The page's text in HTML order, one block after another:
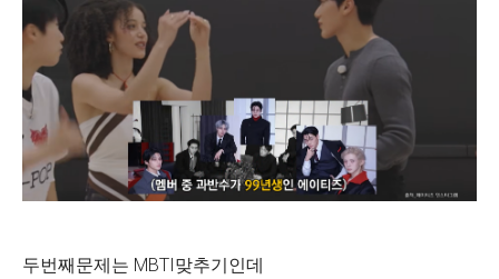
두번째문제는 MBTI맞추기인데